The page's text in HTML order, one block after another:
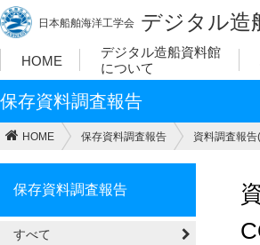
日本船舶海洋工学会 デジタル造
HOME
デジタル造船資料館
について
保存資料調査報告
HOME 保存資料調査報告 資料調査報
保存資料調査報告
すべて